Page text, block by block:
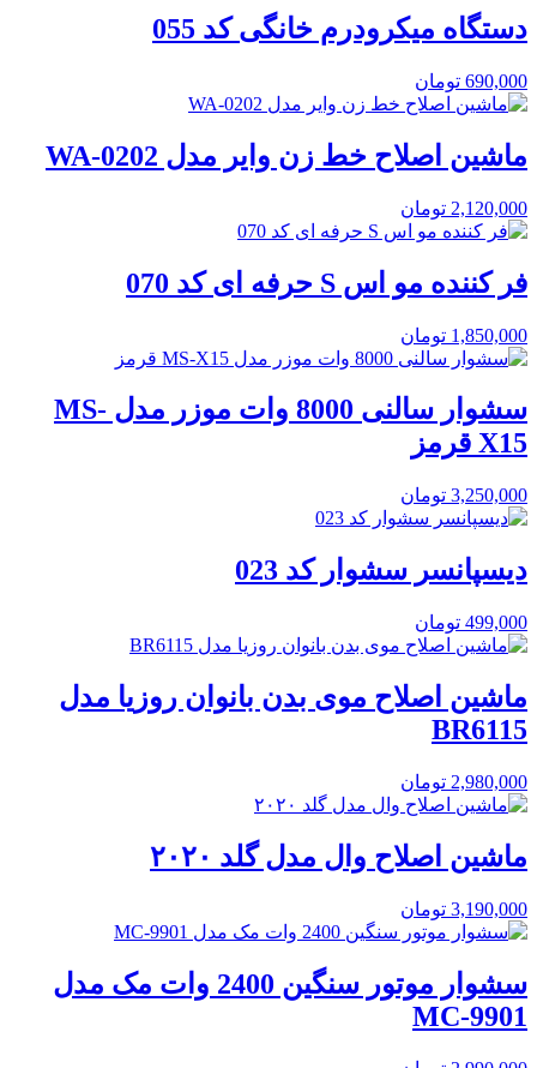
دستگاه میکرودرم خانگی کد 055
690,000 تومان
ماشین اصلاح خط زن وایر مدل WA-0202
2,120,000 تومان
فر کننده مو اس S حرفه ای کد 070
1,850,000 تومان
سشوار سالنی 8000 وات موزر مدل MS-
X15 قرمز
3,250,000 تومان
دیسپانسر سشوار کد 023
499,000 تومان
ماشین اصلاح موی بدن بانوان روزیا مدل
BR6115
2,980,000 تومان
ماشین اصلاح وال مدل گلد ۲۰۲۰
3,190,000 تومان
سشوار موتور سنگین 2400 وات مک مدل
MC-9901